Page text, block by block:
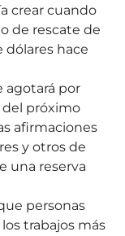
crear cuando
de rescate de
dólares hace
agotará por
próximo
afirmaciones
y otros de
una reserva
personas
trabajos más